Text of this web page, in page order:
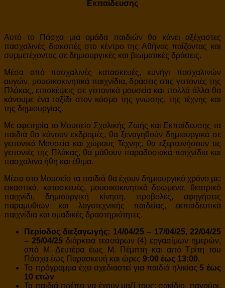
Εκπαίδευσης
Αυτό το Πάσχα μια ομάδα παιδιών θα κάνει αξέχαστες
πασχαλινές διακοπές στο κέντρο της Αθήνας παίζοντας και
συμμετέχοντας σε δημιουργικές και βιωματικές δράσεις.
Μέσα από πασχαλινές κατασκευές, κυνήγι πασχαλινών
αυγών, μουσικοκινητικά παιχνίδια, δράσεις στις γειτονιές της
Πλάκας, επισκέψεις σε γειτονικά μουσεία και πολλά άλλα θα
κάνουμε ένα ταξίδι στον κόσμο της γνώσης, της τέχνης και
της δημιουργίας.
Με αφετηρία το Μουσείο Σχολικής Ζωής και Εκπαίδευσης τα
παιδιά θα κάνουν εκδρομές, θα ξεναγηθούν δημιουργικά σε
γειτονικά Μουσεία και χώρους Τέχνης, θα εξερευνήσουν τις
γειτονιές της Πλάκας, θα μάθουν παραδοσιακά παιχνίδια και
πασχαλινά ήθη και έθιμα.
Μέσα στο Μουσείο τα παιδιά θα έχουν δημιουργικό χρόνο με:
εικαστικά, κατασκευές, μουσικοκινητικά δρώμενα, θεατρικό
παιχνίδι, δημιουργική κίνηση, προβολές, αφηγήσεις
παραμυθιών και λογοτεχνικής παιδείας, εκπαιδευτικά
παιχνίδια και ομαδικές δραστηριότητες.
Περίοδος διεξαγωγής: 14/04/25 – 17/04/25, 22/04/25
– 25/04/25 διάρκεια τεσσάρων (4) εργασίμων ημερών,
από Μ. Δευτέρα έως Μ. Πέμπτη και από Τρίτη του
Πάσχα έως Παρασκευή και ώρες 9:00 έως 13:00.
Το πρόγραμμα έχει σχεδιαστεί για παιδιά ηλικίας 5 έως
10 ετών
Τα παιδιά πρέπει να έχουν μαζί τους: σακίδιο, παγούρι,